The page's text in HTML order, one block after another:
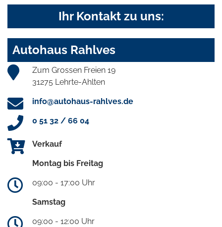
Ihr Kontakt zu uns:
Autohaus Rahlves
Zum Grossen Freien 19
31275 Lehrte-Ahlten
info@autohaus-rahlves.de
0 51 32 / 66 04
Verkauf
Montag bis Freitag
09:00 - 17:00 Uhr
Samstag
09:00 - 12:00 Uhr